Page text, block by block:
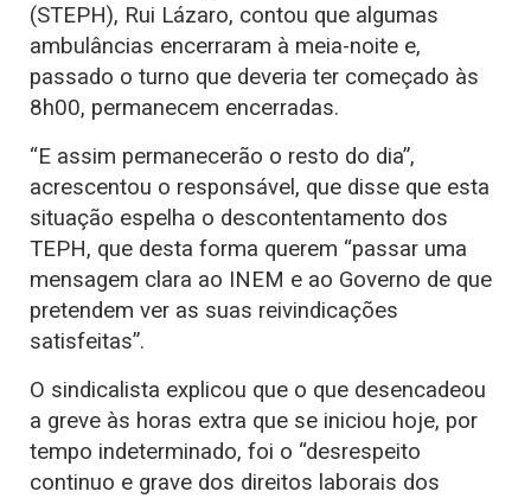
(STEPH), Rui Lázaro, contou que algumas
ambulâncias encerraram à meia-noite e,
passado o turno que deveria ter começado às
8h00, permanecem encerradas.
“E assim permanecerão o resto do dia”,
acrescentou o responsável, que disse que esta
situação espelha o descontentamento dos
TEPH, que desta forma querem “passar uma
mensagem clara ao INEM e ao Governo de que
pretendem ver as suas reivindicações
satisfeitas”.
O sindicalista explicou que o que desencadeou
a greve às horas extra que se iniciou hoje, por
tempo indeterminado, foi o “desrespeito
continuo e grave dos direitos laborais dos